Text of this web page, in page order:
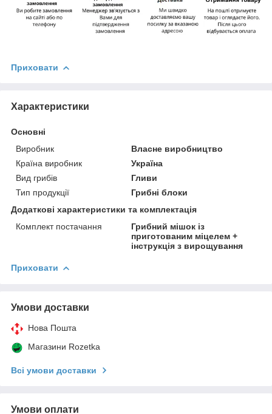
Приховати
Характеристики
Основні
Виробник
Власне виробництво
Країна виробник
Україна
Вид грибів
Гливи
Тип продукції
Грибні блоки
Додаткові характеристики та комплектація
Комплект постачання
Грибний мішок із
приготованим міцелем +
інструкція з вирощування
Приховати
Умови доставки
Нова Пошта
Магазини Rozetka
Всі умови доставки
Умови оплати